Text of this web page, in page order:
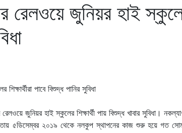
জুনিয়র হাই স্কুলের
জুনিয়র হাই স্কুলের শিক্ষার্থী পায় বিশুদ্ধ খাবার সুবিধা।
৫ডিসেম্বর ২০১৯ থেকে নলকুপ স্থাপনের কাজ শুরু হয়ে গত